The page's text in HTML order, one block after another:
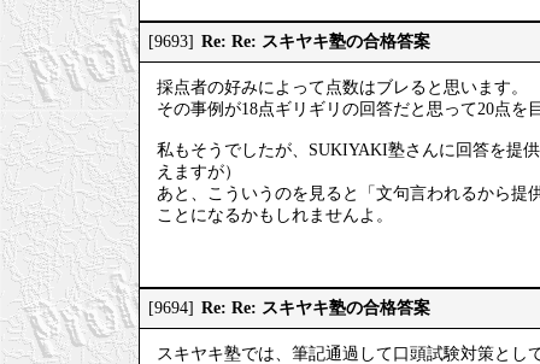
[9693] Re: Re: スキヤキ塾の合格答案
採点者の好みによって点数はブレると思います。
その事例が18点ギリギリの回答だと思って20点を
私もそうでしたが、SUKIYAKI塾さんに回答を提
えますが）
あと、こういうのを見ると「文句言われるから提
ことになるかもしれませんよ。
[9694] Re: Re: スキヤキ塾の合格答案
スキヤキ塾では、筆記通過して口頭試験対策とし